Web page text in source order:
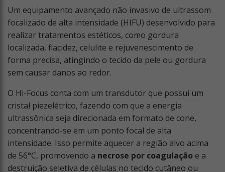
Um equipamento avançado não invasivo de ultrassom
focalizado de alta intensidade (HIFU) desenvolvido para
realizar tratamentos estéticos, como gordura
localizada, flacidez, celulite e rejuvenescimento de
forma precisa, atingindo o tecido da pele ou gordura
sem causar danos ao redor.
O Hi-Focus conta com um transdutor que possui um
cristal piezelétrico, fazendo com que a energia
ultrassônica seja direcionada em formato de cone,
concentrando-se em um ponto focal de alta
intensidade. Isso permite aquecer a região alvo acima
de 56°C, promovendo a necrose por coagulação e a
destruição seletiva de células no tecido cutâneo ou